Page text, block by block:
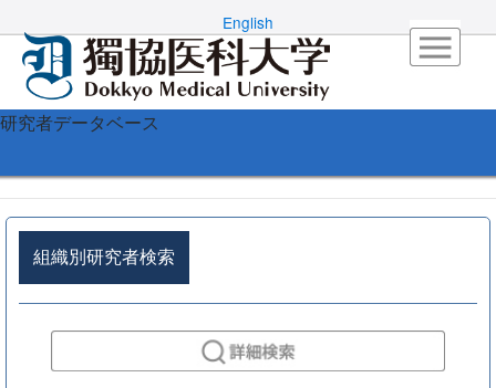
English
研究者データベース
組織別研究者検索